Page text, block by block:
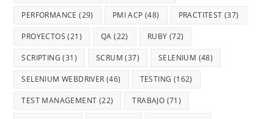
PERFORMANCE (29) PMI ACP (48) PRACTITEST (37)
PROYECTOS (21) QA (22) RUBY (72)
SCRIPTING (31) SCRUM (37) SELENIUM (48)
SELENIUM WEBDRIVER (46) TESTING (162)
TEST MANAGEMENT (22) TRABAJO (71)